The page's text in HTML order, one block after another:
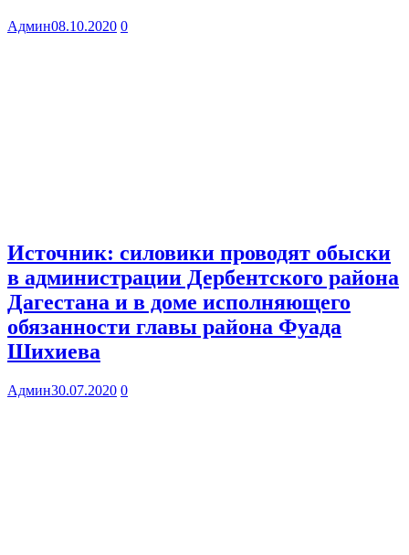
Админ08.10.2020 0
Источник: силовики проводят обыски
в администрации Дербентского района
Дагестана и в доме исполняющего
обязанности главы района Фуада
Шихиева
Админ30.07.2020 0